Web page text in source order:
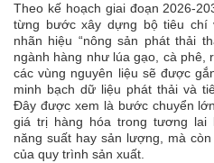
Theo kế hoạch giai đoạn 2026-
từng bước xây dựng bộ tiêu chí
nhãn hiệu “nông sản phát thải
ngành hàng như lúa gạo, cà phê,
các vùng nguyên liệu sẽ được
minh bạch dữ liệu phát thải và
Đây được xem là bước chuyển
giá trị hàng hóa trong tương lai
năng suất hay sản lượng, mà
của quy trình sản xuất.